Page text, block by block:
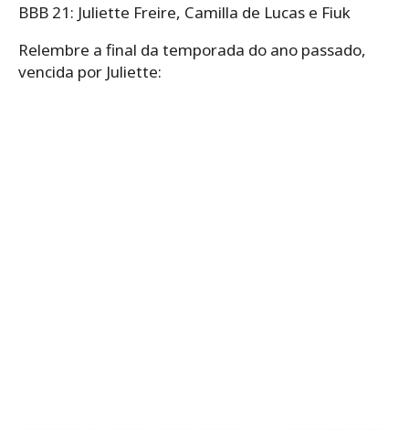
BBB 21: Juliette Freire, Camilla de Lucas e Fiuk
Relembre a final da temporada do ano passado,
vencida por Juliette: